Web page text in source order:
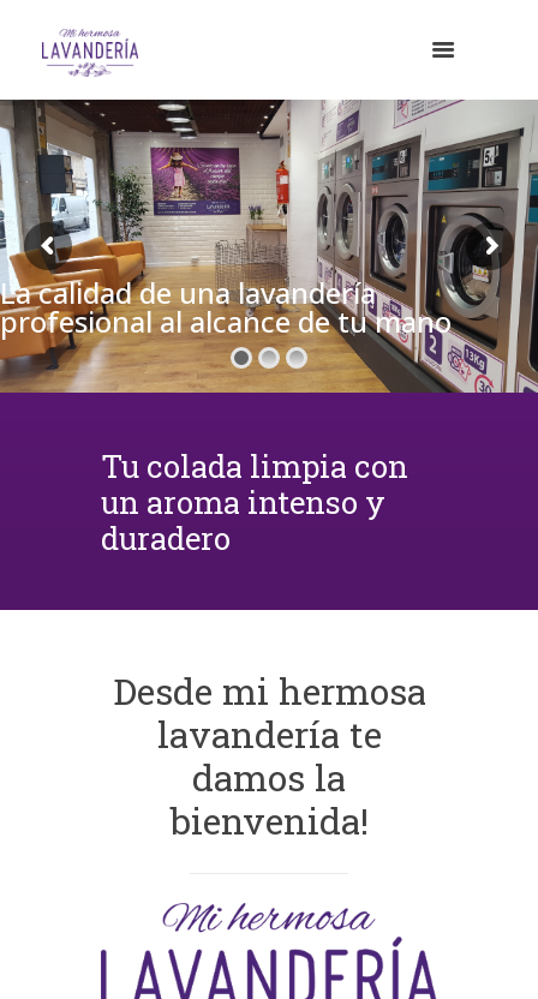
La calidad de una lavandería
profesional al alcance de tu mano
Tu colada limpia con
un aroma intenso y
duradero
Desde mi hermosa
lavandería te
damos la
bienvenida!